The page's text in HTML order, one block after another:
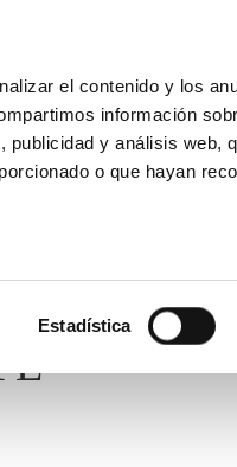
el contenido y los
información
y análisis web,
o que hayan
Estadística